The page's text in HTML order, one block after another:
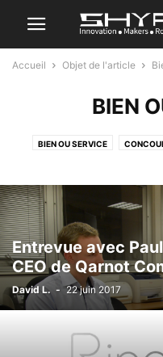
Accueil Objet de l'article
BIEN
BIEN OU SERVICE
Entrevue avec
CEO de Qarnot
David L. - 22 juin 2017